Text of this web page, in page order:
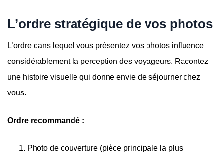
L’ordre stratégique de vos photos
L’ordre dans lequel vous présentez vos photos influence
considérablement la perception des voyageurs. Racontez
une histoire visuelle qui donne envie de séjourner chez
vous.
Ordre recommandé :
Photo de couverture (pièce principale la plus